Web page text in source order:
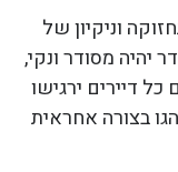
וניקיון של
מסודר ונקי,
דיירים ירגישו
בצורה אחראית